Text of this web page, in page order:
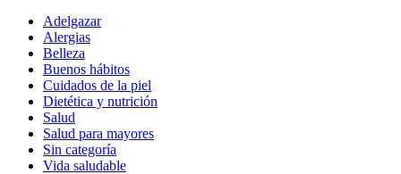
Adelgazar
Alergias
Belleza
Buenos hábitos
Cuidados de la piel
Dietética y nutrición
Salud
Salud para mayores
Sin categoría
Vida saludable